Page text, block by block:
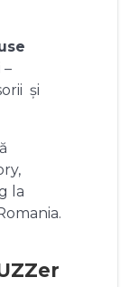
și
la